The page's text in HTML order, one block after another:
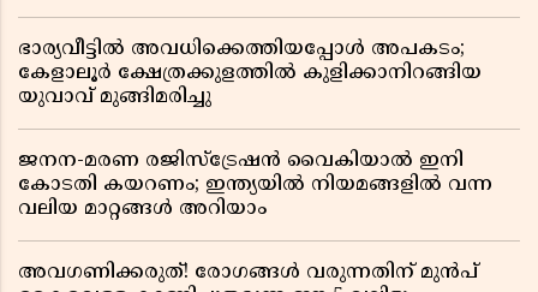
ഭാര്യവീട്ടിൽ അവധിക്കെത്തിയപ്പോൾ അപകടം;
കേളാലൂർ ക്ഷേത്രക്കുളത്തിൽ കുളിക്കാനിറങ്ങിയ
യുവാവ് മുങ്ങിമരിച്ചു
ജനന-മരണ രജിസ്ട്രേഷൻ വൈകിയാൽ ഇനി
കോടതി കയറണം; ഇന്ത്യയിൽ നിയമങ്ങളിൽ വന്ന
വലിയ മാറ്റങ്ങൾ അറിയാം
അവഗണിക്കരുത്! രോഗങ്ങൾ വരുന്നതിന് മുൻപ്